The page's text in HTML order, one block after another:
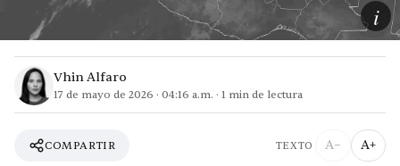
i
Vhin Alfaro
17 de mayo de 2026 · 04:16 a.m. · 1 min de lectura
COMPARTIR TEXTO A− A+